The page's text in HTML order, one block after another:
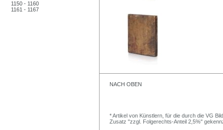
1150 - 1160
1161 - 1167
NACH OBEN
* Artikel von Künstlern, für die durch die VG
Zusatz "zzgl. Folgerechts-Anteil 2,5%"